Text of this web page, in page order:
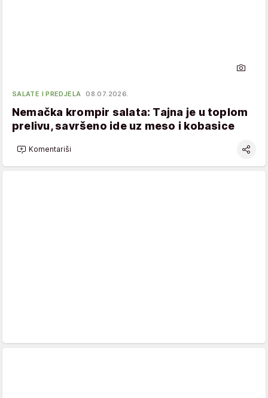
SALATE I PREDJELA 08.07.2026.
Nemačka krompir salata: Tajna je u toplom
prelivu, savršeno ide uz meso i kobasice
Komentariši